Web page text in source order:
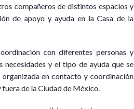
compañeros de distintos espacios y
de apoyo y ayuda en la Casa de la
con diferentes personas y
y el tipo de ayuda que se
en contacto y coordinación
de la Ciudad de México.